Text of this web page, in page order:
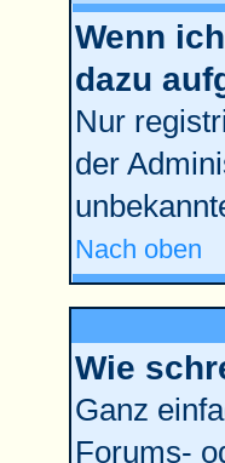
Wenn
dazu
Nur
der
Nach oben
Wie
Ganz
Forums-